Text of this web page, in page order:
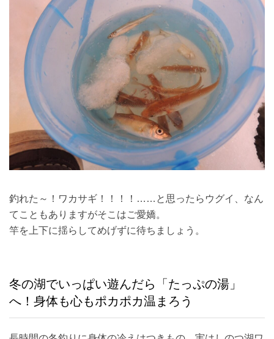
釣れた～！ワカサギ！！！！……と思ったらウグイ、なん
てこともありますがそこはご愛嬌。
竿を上下に揺らしてめげずに待ちましょう。
冬の湖でいっぱい遊んだら「たっぷの湯」
へ！身体も心もポカポカ温まろう